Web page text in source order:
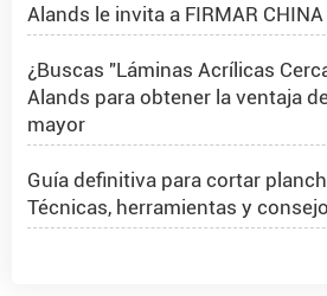
Alands le invita a FIRMAR
¿Buscas "Láminas Acrílicas
Alands para obtener la ventaja
mayor
Guía definitiva para cortar
Técnicas, herramientas y